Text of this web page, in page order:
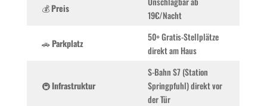
💰Preis
19€/Nacht
🚗Parkplatz
50+ Gratis-Stellplätze
direkt am Haus
🚇Infrastruktur
S-Bahn S7 (Station
Springpfuhl) direkt vor
der Tür